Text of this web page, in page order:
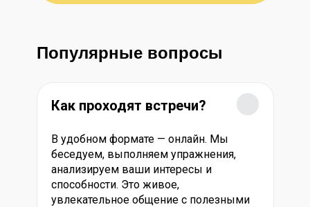
Популярные вопросы
Как проходят встречи?
В удобном формате — онлайн. Мы
беседуем, выполняем упражнения,
анализируем ваши интересы и
способности. Это живое,
увлекательное общение с полезными